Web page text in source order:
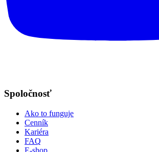
Spoločnosť
Ako to funguje
Cenník
Kariéra
FAQ
E-shop